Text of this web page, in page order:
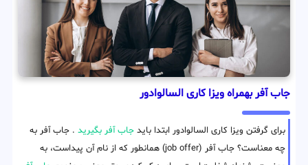
جاب آفر بهمراه ویزا کاری السالوادور
برای گرفتن ویزا کاری السالوادور ابتدا باید جاب آفر بگیرید . جاب آفر به
چه معناست؟ جاب آفر (job offer) همانطور که از نام آن پیداست، به